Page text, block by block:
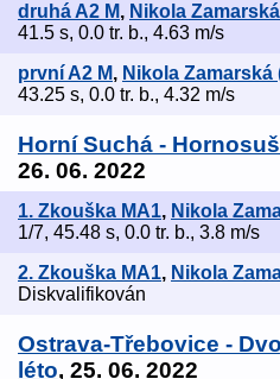
druhá A2 M, Nikola
41.5 s, 0.0 tr. b., 4.63 m/s
první A2 M, Nikola
43.25 s, 0.0 tr. b., 4.32 m/s
Horní Suchá -
26. 06. 2022
1. Zkouška MA1, Nikola
1/7, 45.48 s, 0.0 tr. b., 3.8 m/s
2. Zkouška MA1, Nikola
Diskvalifikován
Ostrava-Třebovice -
léto, 25. 06. 2022